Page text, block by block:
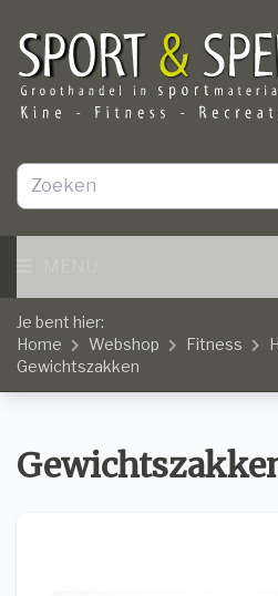
Je bent hier:
Home
Webshop Fitness
Gewichtszakken